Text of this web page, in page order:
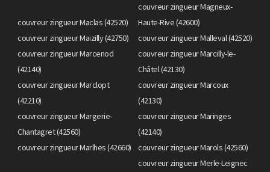
couvreur zingueur Maclas (42520)
couvreur zingueur Magneux-
Haute-Rive (42600)
couvreur zingueur Maizilly (42750)
couvreur zingueur Malleval (42520)
couvreur zingueur Marcenod
(42140)
couvreur zingueur Marcilly-le-
Châtel (42130)
couvreur zingueur Marclopt
(42210)
couvreur zingueur Marcoux
(42130)
couvreur zingueur Margerie-
Chantagret (42560)
couvreur zingueur Maringes
(42140)
couvreur zingueur Marlhes (42660)
couvreur zingueur Marols (42560)
couvreur zingueur Merle-Leignec